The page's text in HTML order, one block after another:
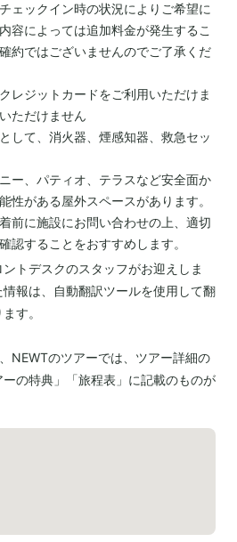
ェックイン時の状況によりご希望に
容によっては追加料金が発生するこ
約ではございませんのでご了承くだ
レジットカードをご利用いただけま
ただけません
して、消火器、煙感知器、救急セッ
ー、パティオ、テラスなど安全面か
性がある屋外スペースがあります。
前に施設にお問い合わせの上、適切
認することをおすすめします。
トデスクのスタッフがお迎えしま
報は、自動翻訳ツールを使用して翻
す。
NEWTのツアーでは、ツアー詳細の
ーの特典」「旅程表」に記載のものが